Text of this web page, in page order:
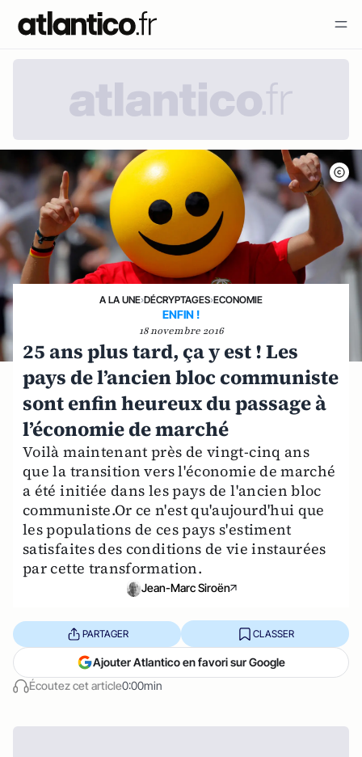
A LA UNE›DÉCRYPTAGES›ECONOMIE
ENFIN !
18 novembre 2016
25 ans plus tard, ça y est ! Les
pays de l’ancien bloc communiste
sont enfin heureux du passage à
l’économie de marché
Voilà maintenant près de vingt-cinq ans
que la transition vers l'économie de marché
a été initiée dans les pays de l'ancien bloc
communiste.Or ce n'est qu'aujourd'hui que
les populations de ces pays s'estiment
satisfaites des conditions de vie instaurées
par cette transformation.
Jean-Marc Siroën
Écoutez cet article0:00min
PARTAGER CLASSER
Ajouter Atlantico en favori sur Google